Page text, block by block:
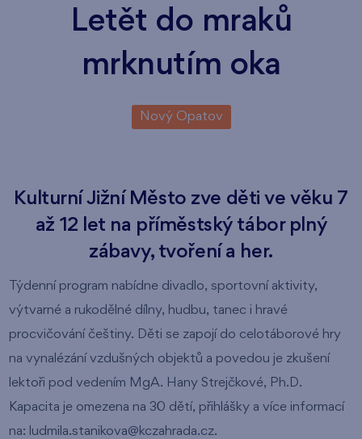
Letět do mraků
mrknutím oka
Nový Opatov
Kulturní Jižní Město zve děti ve věku 7
až 12 let na příměstský tábor plný
zábavy, tvoření a her.
Týdenní program nabídne divadlo, sportovní aktivity,
výtvarné a rukodělné dílny, hudbu, tanec i hravé
procvičování češtiny. Děti se zapojí do celotáborové hry
na vynalézání vzdušných objektů a povedou je zkušení
lektoři pod vedením MgA. Hany Strejčkové, Ph.D.
Kapacita je omezena na 30 dětí, přihlášky a více informací
na: ludmila.stanikova@kczahrada.cz.